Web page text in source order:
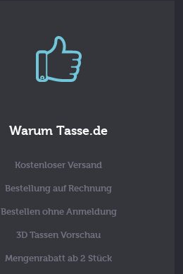
Warum Tasse.de
Kostenloser Versand
Bestellung auf Rechnung
Bestellen ohne Anmeldung
3D Tassen Vorschau
Mengenrabatt ab 2 Stück